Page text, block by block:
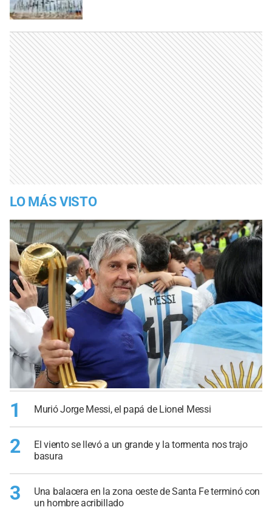
LO MÁS VISTO
1 Murió Jorge Messi, el papá de Lionel Messi
2
El viento se llevó a un grande y la tormenta nos trajo
basura
3
Una balacera en la zona oeste de Santa Fe terminó con
un hombre acribillado